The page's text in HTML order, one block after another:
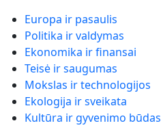
Europa ir pasaulis
Politika ir valdymas
Ekonomika ir finansai
Teisė ir saugumas
Mokslas ir technologijos
Ekologija ir sveikata
Kultūra ir gyvenimo būdas